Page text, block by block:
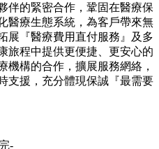
伴的緊密合作，鞏固在醫療保
醫療生態系統，為客戶帶來無
展『醫療費用直付服務』及多
旅程中提供更便捷、更安心的
機構的合作，擴展服務網絡，
支援，充分體現保誠『最需要
-